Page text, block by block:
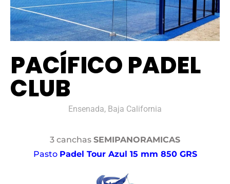
PACÍFICO PADEL
CLUB
Ensenada, Baja California
3 canchas SEMIPANORAMICAS
Pasto Padel Tour Azul 15 mm 850 GRS